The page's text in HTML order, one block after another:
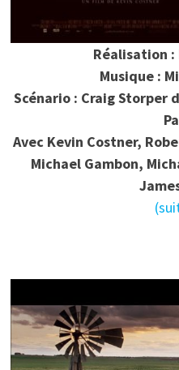
Réalisation
Musique :
Scénario : Craig Storper
Avec Kevin Costner,
Michael Gambon,